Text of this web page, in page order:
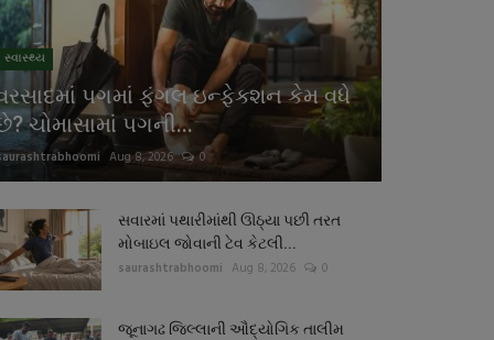
સ્વાસ્થ્ય
પગમાં ફંગલ ઇન્ફેક્શન કેમ વધે
ચોમાસામાં પગની...
Aug 8, 2026 0
સવારમાં પથારીમાંથી ઊઠ્યા પછી તરત
મોબાઇલ જોવાની ટેવ કેટલી...
saurashtrabhoomi Aug 8, 2026 0
જૂનાગઢ જિલ્લાની ઔદ્યોગિક તાલીમ